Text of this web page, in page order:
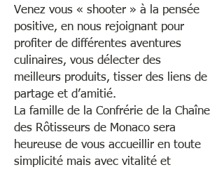
Venez vous « shooter » à la pensée
positive, en nous rejoignant pour
profiter de différentes aventures
culinaires, vous délecter des
meilleurs produits, tisser des liens de
partage et d’amitié.
La famille de la Confrérie de la Chaîne
des Rôtisseurs de Monaco sera
heureuse de vous accueillir en toute
simplicité mais avec vitalité et